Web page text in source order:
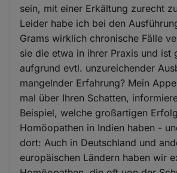
sein, mit einer Erkältung zurecht
Leider habe ich bei den
Grams wirklich chronische Fälle
sie die etwa in ihrer Praxis und ist
aufgrund evtl. unzureichender
mangelnder Erfahrung? Mein
mal über Ihren Schatten,
Beispiel, welche großartigen
Homöopathen in Indien haben -
dort: Auch in Deutschland und
europäischen Ländern haben wir